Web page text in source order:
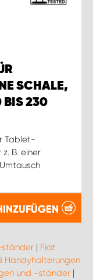
SCHALE,
BIS 230
Tablet-
B. einer
ständer | Fiat
Handyhalterungen
und -ständer |